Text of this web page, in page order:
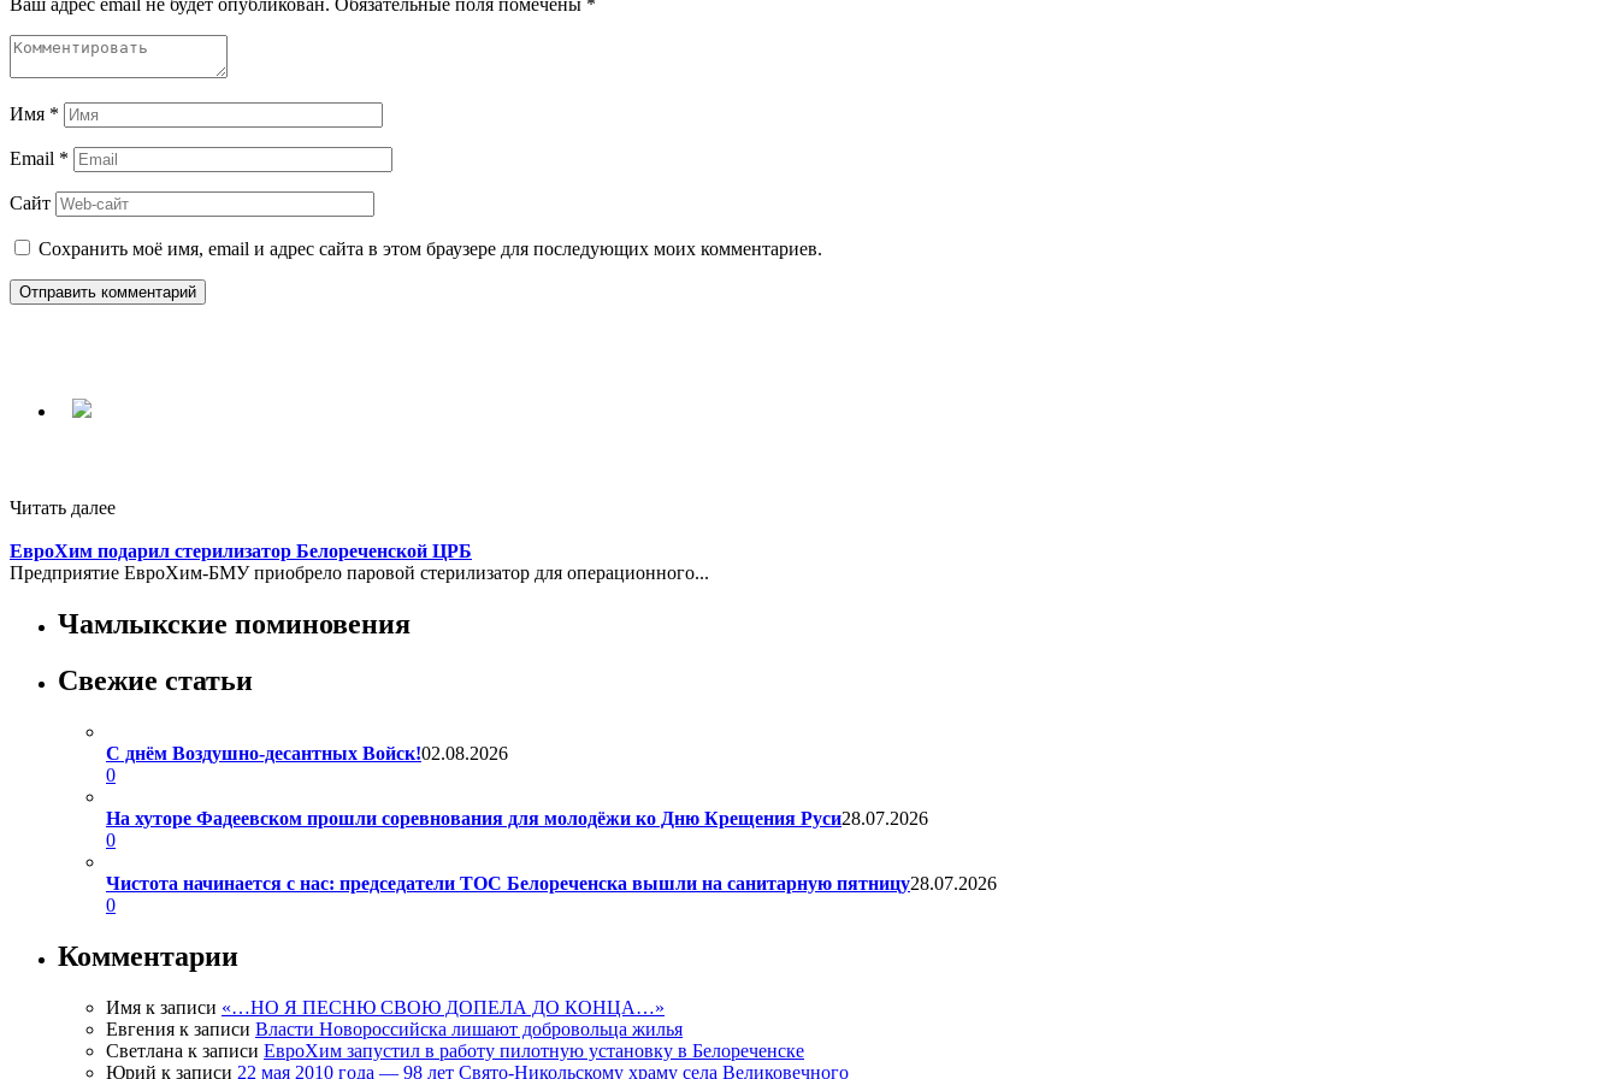
Ваш адрес email не будет опубликован. Обязательные поля помечены *
Имя *
Email *
Сайт
Сохранить моё имя, email и адрес сайта в этом браузере для последующих моих комментариев.
Читать далее
ЕвроХим подарил стерилизатор Белореченской ЦРБ
Предприятие ЕвроХим-БМУ приобрело паровой стерилизатор для операционного...
Чамлыкские поминовения
Свежие статьи
С днём Воздушно-десантных Войск!02.08.2026
0
На хуторе Фадеевском прошли соревнования для молодёжи ко Дню Крещения Руси28.07.2026
0
Чистота начинается с нас: председатели ТОС Белореченска вышли на санитарную пятницу28.07.2026
0
Комментарии
Имя к записи «…НО Я ПЕСНЮ СВОЮ ДОПЕЛА ДО КОНЦА…»
Евгения к записи Власти Новороссийска лишают добровольца жилья
Светлана к записи ЕвроХим запустил в работу пилотную установку в Белореченске
Юрий к записи 22 мая 2010 года — 98 лет Свято-Никольскому храму села Великовечного